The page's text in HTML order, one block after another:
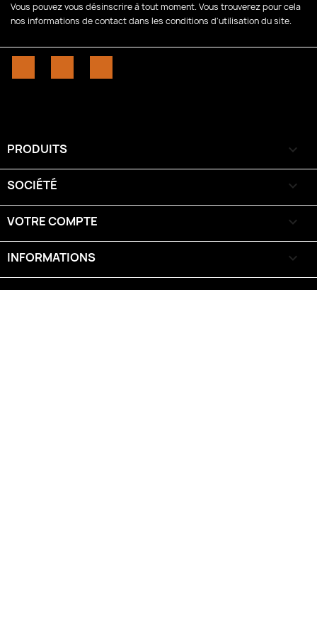
Vous pouvez vous désinscrire à tout moment. Vous trouverez pour cela
nos informations de contact dans les conditions d'utilisation du site.
PRODUITS 
SOCIÉTÉ 
VOTRE COMPTE 
INFORMATIONS keyboard_arrow_down